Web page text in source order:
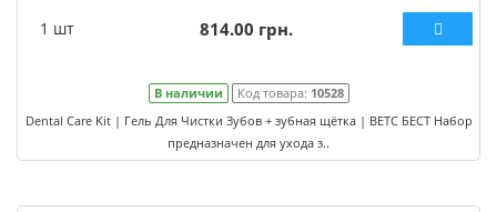
1 шт
814.00 грн.
В наличии Код товара: 10528
Dental Care Kit | Гель Для Чистки Зубов + зубная щётка | ВЕТС БЕСТ Набор
предназначен для ухода з..